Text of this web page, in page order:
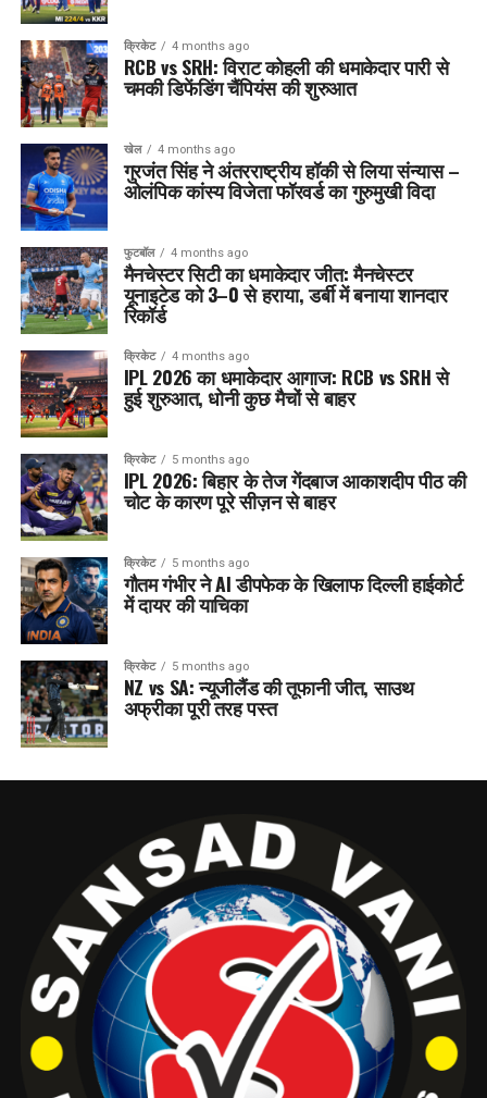
क्रिकेट 4 months ago
RCB vs SRH: विराट कोहली की धमाकेदार पारी से
चमकी डिफेंडिंग चैंपियंस की शुरुआत
खेल 4 months ago
गुरजंत सिंह ने अंतरराष्ट्रीय हॉकी से लिया संन्यास –
ओलंपिक कांस्य विजेता फॉरवर्ड का गुरुमुखी विदा
फुटबॉल 4 months ago
मैनचेस्टर सिटी का धमाकेदार जीत: मैनचेस्टर
यूनाइटेड को 3–0 से हराया, डर्बी में बनाया शानदार
रिकॉर्ड
क्रिकेट 4 months ago
IPL 2026 का धमाकेदार आगाज: RCB vs SRH से
हुई शुरुआत, धोनी कुछ मैचों से बाहर
क्रिकेट 5 months ago
IPL 2026: बिहार के तेज गेंदबाज आकाशदीप पीठ की
चोट के कारण पूरे सीज़न से बाहर
क्रिकेट 5 months ago
गौतम गंभीर ने AI डीपफेक के खिलाफ दिल्ली हाईकोर्ट
में दायर की याचिका
क्रिकेट 5 months ago
NZ vs SA: न्यूजीलैंड की तूफानी जीत, साउथ
अफ्रीका पूरी तरह पस्त